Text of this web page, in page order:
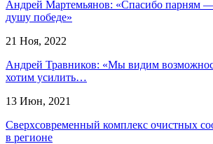
Андрей Мартемьянов: «Спасибо парням
душу победе»
21 Ноя, 2022
Андрей Травников: «Мы видим
хотим усилить…
13 Июн, 2021
Сверхсовременный комплекс очистных
в регионе